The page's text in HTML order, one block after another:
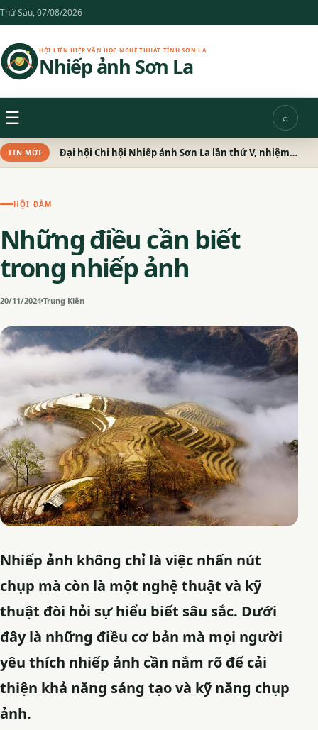
Chuyển
đến
nội
dung
Thứ Sáu, 07/08/2026
HỘI LIÊN HIỆP VĂN HỌC NGHỆ THUẬT TỈNH SƠN LA
Nhiếp ảnh Sơn La
☰
Tìm
kiếm
⌕
TIN MỚI Đại hội Chi hội Nhiếp ảnh Sơn La lần thứ V, nhiệm kỳ 2026 – 2031 thành công tốt đẹp
HỘI ĐÀM
Những điều cần biết
trong nhiếp ảnh
20/11/2024 Trung Kiên
Nhiếp ảnh không chỉ là việc nhấn nút
chụp mà còn là một nghệ thuật và kỹ
thuật đòi hỏi sự hiểu biết sâu sắc. Dưới
đây là những điều cơ bản mà mọi người
yêu thích nhiếp ảnh cần nắm rõ để cải
thiện khả năng sáng tạo và kỹ năng chụp
ảnh.